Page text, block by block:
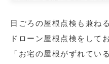
日ごろの屋根点検も兼ね
ドローン屋根点検をして
「お宅の屋根がずれてい